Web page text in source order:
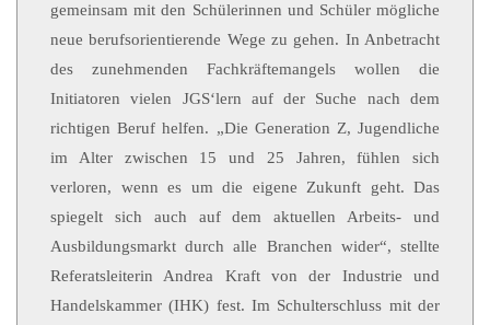
gemeinsam mit den Schülerinnen und Schüler mögliche
neue berufsorientierende Wege zu gehen. In Anbetracht
des zunehmenden Fachkräftemangels wollen die
Initiatoren vielen JGS‘lern auf der Suche nach dem
richtigen Beruf helfen. „Die Generation Z, Jugendliche
im Alter zwischen 15 und 25 Jahren, fühlen sich
verloren, wenn es um die eigene Zukunft geht. Das
spiegelt sich auch auf dem aktuellen Arbeits- und
Ausbildungsmarkt durch alle Branchen wider“, stellte
Referatsleiterin Andrea Kraft von der Industrie und
Handelskammer (IHK) fest. Im Schulterschluss mit der